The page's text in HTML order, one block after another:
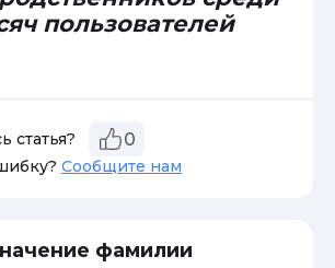
пользователей
статья? 0
Сообщите нам
фамилии